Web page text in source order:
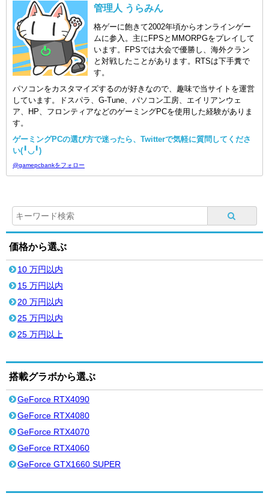
管理人 うらみん
格ゲーに飽きて2002年頃からオンラインゲー
ムに参入。主にFPSとMMORPGをプレイして
います。FPSでは大会で優勝し、海外クラン
と対戦したことがあります。RTSは下手糞で
す。
パソコンをカスタマイズするのが好きなので、趣味で当サイトを運営
しています。ドスパラ、G-Tune、パソコン工房、エイリアンウェ
ア、HP、フロンティアなどのゲーミングPCを使用した経験がありま
す。
ゲーミングPCの選び方で迷ったら、Twitterで気軽に質問してくださ
い(╹◡╹)
@gamepcbankをフォロー
価格から選ぶ
10 万円以内
15 万円以内
20 万円以内
25 万円以内
25 万円以上
搭載グラボから選ぶ
GeForce RTX4090
GeForce RTX4080
GeForce RTX4070
GeForce RTX4060
GeForce GTX1660 SUPER